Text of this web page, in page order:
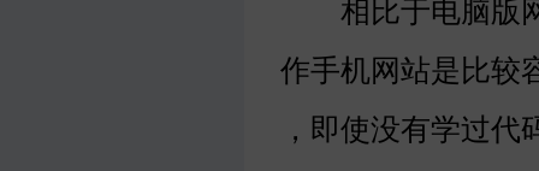
相比于电脑版网
作手机网站是比较
，即使没有学过